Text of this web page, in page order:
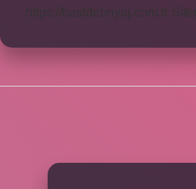
https://bastdebriyaj.com.tr